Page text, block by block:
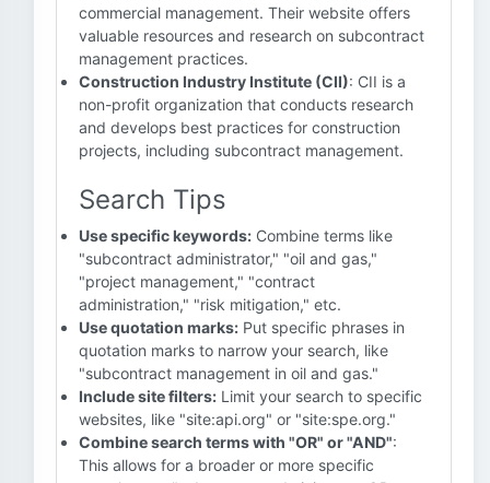
commercial management. Their website offers
valuable resources and research on subcontract
management practices.
Construction Industry Institute (CII): CII is a
non-profit organization that conducts research
and develops best practices for construction
projects, including subcontract management.
Search Tips
Use specific keywords: Combine terms like
"subcontract administrator," "oil and gas,"
"project management," "contract
administration," "risk mitigation," etc.
Use quotation marks: Put specific phrases in
quotation marks to narrow your search, like
"subcontract management in oil and gas."
Include site filters: Limit your search to specific
websites, like "site:api.org" or "site:spe.org."
Combine search terms with "OR" or "AND":
This allows for a broader or more specific